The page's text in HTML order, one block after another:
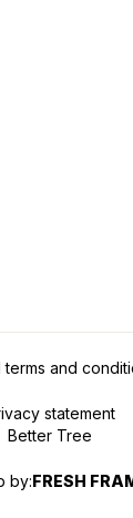
Better Tree
by:FRESH
terms and
statement